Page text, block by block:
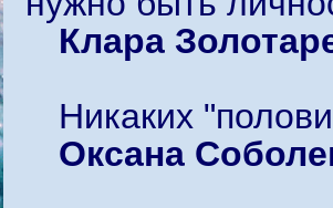
Клара
Никаких
Оксана